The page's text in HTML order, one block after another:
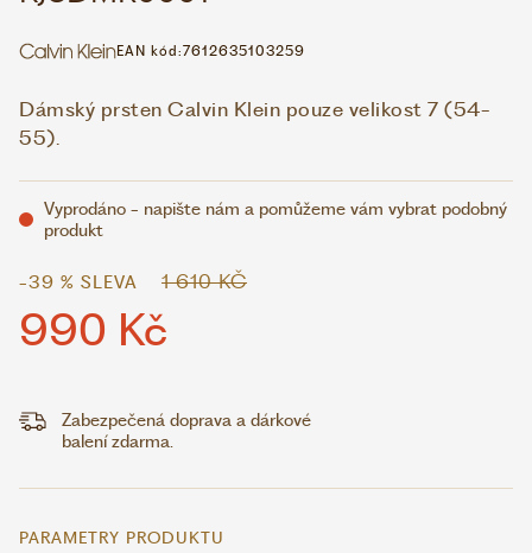
EAN kód:7612635103259
Dámský prsten Calvin Klein pouze velikost 7 (54-
55).
Vyprodáno - napište nám a pomůžeme vám vybrat podobný
produkt
-39 % SLEVA 1 610 KČ
990 Kč
Zabezpečená doprava a dárkové
balení zdarma.
PARAMETRY PRODUKTU